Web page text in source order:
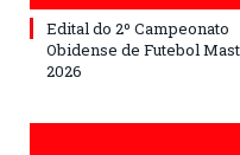
Edital do 2º Campeonato
Obidense de Futebol
2026